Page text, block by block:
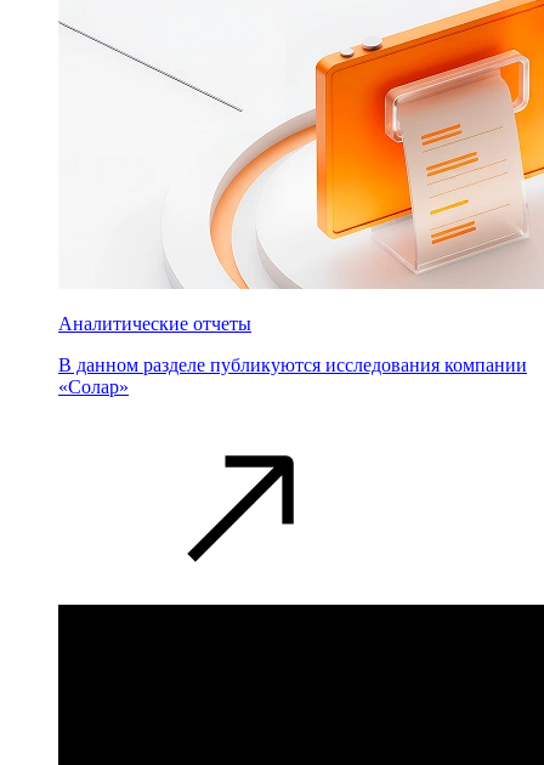
Аналитические отчеты
В данном разделе публикуются исследования компании
«Солар»